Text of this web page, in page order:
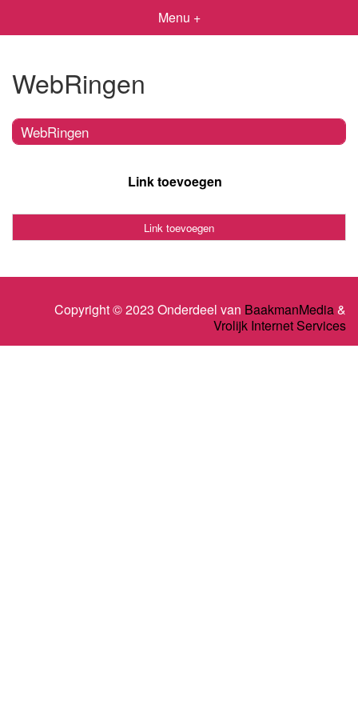
Menu +
WebRingen
WebRingen
Link toevoegen
Link toevoegen
Copyright © 2023 Onderdeel van BaakmanMedia&
Vrolijk Internet Services